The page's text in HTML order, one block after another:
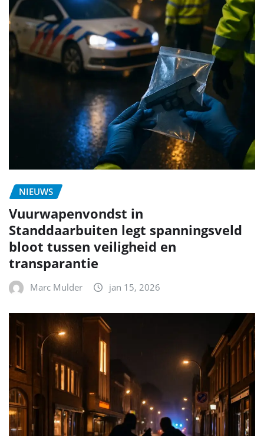
NIEUWS
Vuurwapenvondst in
Standdaarbuiten legt spanningsveld
bloot tussen veiligheid en
transparantie
Marc Mulder jan 15, 2026